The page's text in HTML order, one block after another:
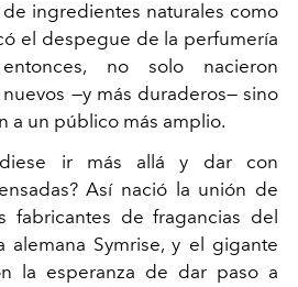
ingredientes naturales como
el despegue de la perfumería
no solo nacieron
—y más duraderos—sino
a un público más amplio.
ir más allá y dar con
Así nació la unión de
fabricantes de fragancias del
alemana Symrise, y el gigante
la esperanza de dar paso a